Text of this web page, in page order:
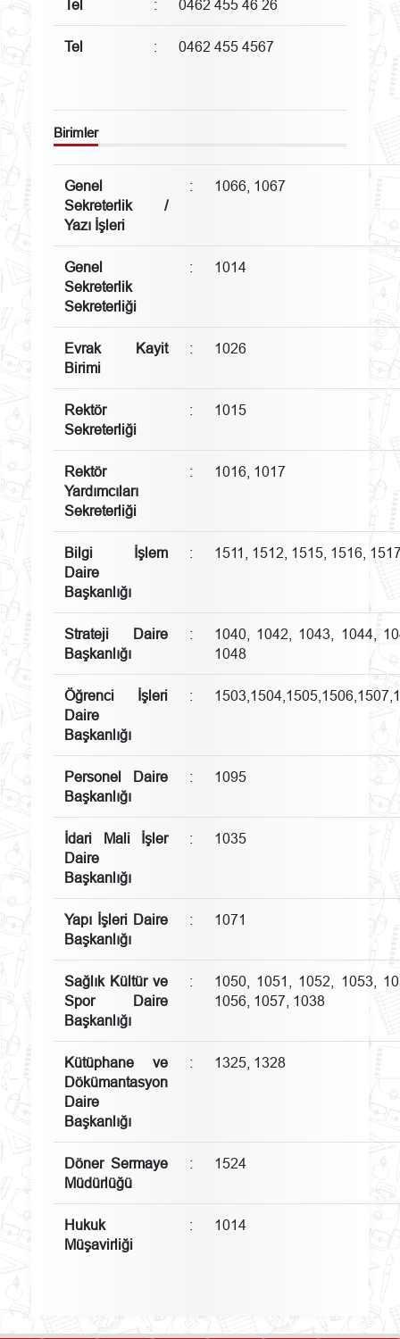
Tel : 0462 455 46 26
Tel : 0462 455 4567
Birimler
Genel
Sekreterlik /
Yazı İşleri
: 1066, 1067
Genel
Sekreterlik
Sekreterliği
: 1014
Evrak Kayit
Birimi
: 1026
Rektör
Sekreterliği
: 1015
Rektör
Yardımcıları
Sekreterliği
: 1016, 1017
Bilgi İşlem
Daire
Başkanlığı
: 1511, 1512, 1515, 1516,
Strateji Daire
Başkanlığı
:
1040, 1042, 1043, 1044,
1048
Öğrenci İşleri
Daire
Başkanlığı
:
Personel Daire
Başkanlığı
: 1095
İdari Mali İşler
Daire
Başkanlığı
: 1035
Yapı İşleri Daire
Başkanlığı
: 1071
Sağlık Kültür ve
Spor Daire
Başkanlığı
:
1050, 1051, 1052, 1053,
1056, 1057, 1038
Kütüphane ve
Dökümantasyon
Daire
Başkanlığı
: 1325, 1328
Döner Sermaye
Müdürlüğü
: 1524
Hukuk
Müşavirliği
: 1014